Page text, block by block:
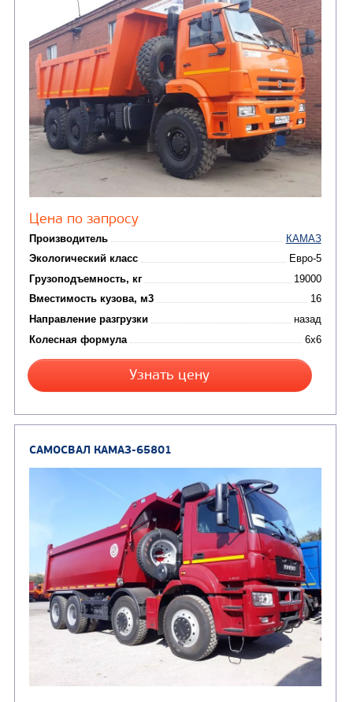
Цена по запросу
Производитель
Экологический класс
Грузоподъемность, кг
Вместимость кузова, м3
Направление разгрузки
Колесная формула
Узнать цену